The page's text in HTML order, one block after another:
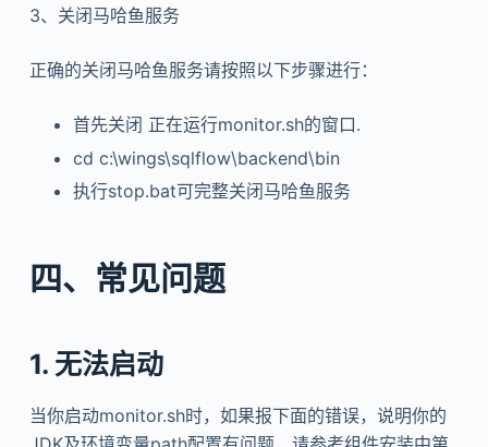
3、关闭马哈鱼服务
正确的关闭马哈鱼服务请按照以下步骤进行：
首先关闭 正在运行monitor.sh的窗口.
cd c:\wings\sqlflow\backend\bin
执行stop.bat可完整关闭马哈鱼服务
四、常见问题
1. 无法启动
当你启动monitor.sh时，如果报下面的错误，说明你的